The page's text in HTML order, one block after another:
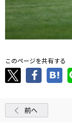
このページを共有する
前へ